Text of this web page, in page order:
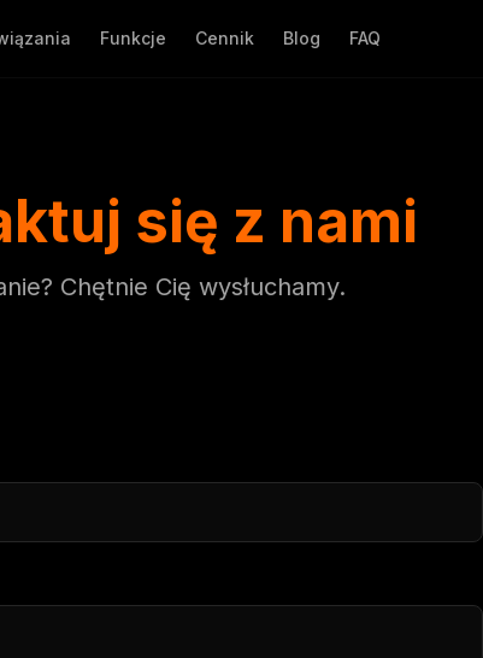
Funkcje Cennik Blog FAQ
się z nami
Chętnie Cię wysłuchamy.